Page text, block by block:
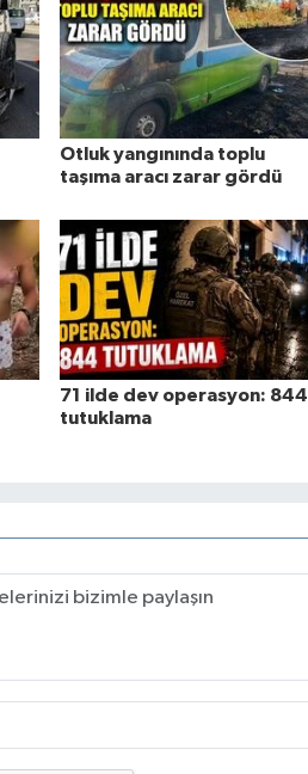
Otluk yangınında toplu
taşıma aracı zarar gördü
71 ilde dev operasyon: 844
tutuklama